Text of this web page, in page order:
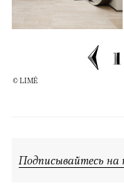
1
© LIMÉ
Подписывайтесь на